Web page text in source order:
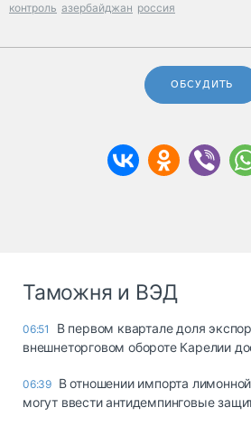
контроль азербайджан россия
ОБСУДИТЬ
Таможня и ВЭД
06:51
В первом квартале доля
внешнеторговом обороте Карелии
06:39 В отношении импорта
могут ввести антидемпинговые